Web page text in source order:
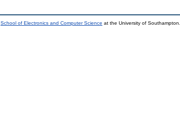
School of Electronics and Computer Science at the University of Southampton.